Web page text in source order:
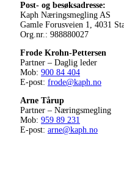
Post- og besøksadresse:
Kaph Næringsmegling AS
Gamle Forusveien 1, 4031
Org.nr.: 988880027
Frode Krohn-Pettersen
Partner – Daglig leder
Mob: 900 84 404
E-post: frode@kaph.no
Arne Tårup
Partner – Næringsmegling
Mob: 959 89 231
E-post: arne@kaph.no